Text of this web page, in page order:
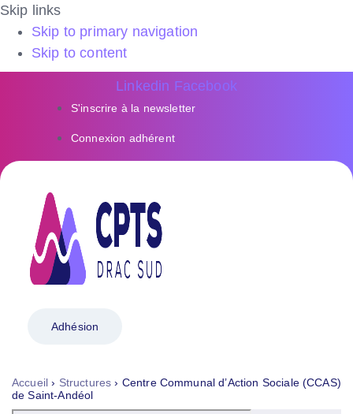
Skip links
Skip to primary navigation
Skip to content
Linkedin Facebook
S'inscrire à la newsletter
Connexion adhérent
Adhésion
Accueil › Structures › Centre Communal d’Action Sociale (CCAS)
de Saint-Andéol